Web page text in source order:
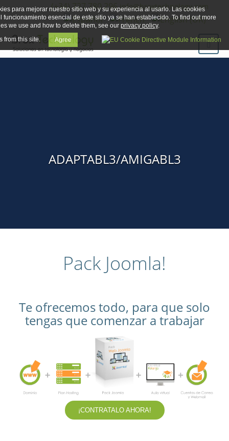
(+34) 727 780 296info@broxtechnology.com
ADAPTABL3/AMIGABL3
Pack Joomla!
Te ofrecemos todo, para que solo
tengas que comenzar a trabajar
¡CONTRATALO AHORA!
para mejorar nuestro sitio web y su experiencia al usarlo. Las cookies
funcionamiento esencial de este sitio ya se han establecido. To find out more
we use and how to delete them, see our privacy policy.
from this site.
Agree